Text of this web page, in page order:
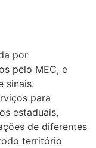
por
pelo MEC, e
sinais.
para
estaduais,
de diferentes
território